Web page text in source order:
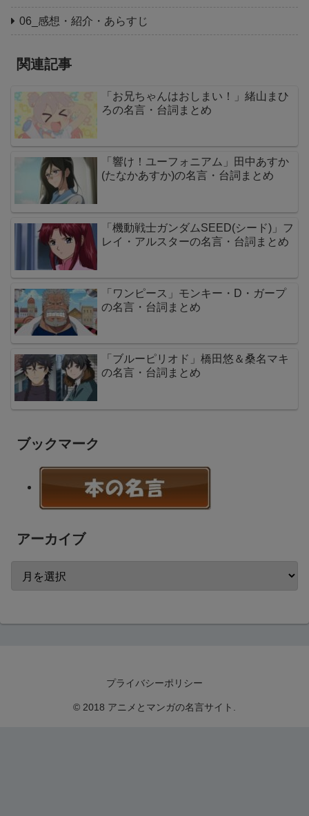
06_感想・紹介・あらすじ
関連記事
「お兄ちゃんはおしまい！」緒山まひ
ろの名言・台詞まとめ
「響け！ユーフォニアム」田中あすか
(たなかあすか)の名言・台詞まとめ
「機動戦士ガンダムSEED(シード)」フ
レイ・アルスターの名言・台詞まとめ
「ワンピース」モンキー・D・ガープ
の名言・台詞まとめ
「ブルーピリオド」橋田悠＆桑名マキ
の名言・台詞まとめ
ブックマーク
アーカイブ
プライバシーポリシー
© 2018 アニメとマンガの名言サイト.